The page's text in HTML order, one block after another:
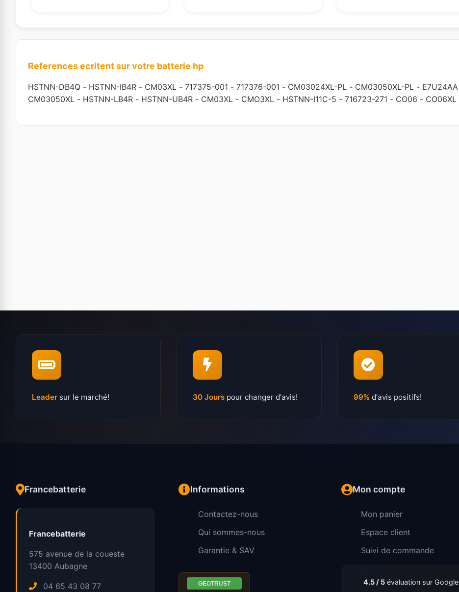
References ecritent sur votre batterie hp
HSTNN-DB4Q - HSTNN-IB4R - CM03XL - 717375-001 - 717376-001 - CM03024XL-PL - CM03050XL-PL - E7U24AA
CM03050XL - HSTNN-LB4R - HSTNN-UB4R - CM03XL - CMO3XL - HSTNN-I11C-5 - 716723-271 - CO06 - CO06XL
Leader sur le marché! 30 Jours pour changer d'avis! 99% d'avis positifs!
Francebatterie
Francebatterie
575 avenue de la coueste
13400 Aubagne
04 65 43 08 77
Informations
Contactez-nous
Qui sommes-nous
Garantie & SAV
Mon compte
Mon panier
Espace client
Suivi de commande
4.5 / 5 évaluation sur Google